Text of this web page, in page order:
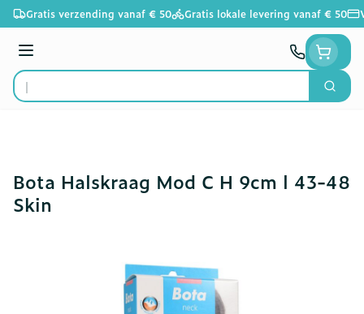
Ga naar de inhoud
Gratis verzending vanaf € 50 Gratis lokale levering vanaf € 50
Menu
Product, merk, categorie...
Zoek
Bota Halskraag Mod C H 9cm l 43-48
Skin